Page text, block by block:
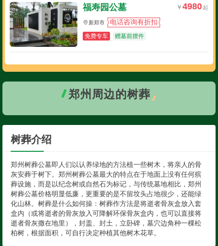
福寿园公墓 4980
新郑市 电话咨询有折扣
免费专车 赠墓前摆件
郑州周边的树葬
树葬介绍
郑州树葬公墓即人们以认养绿地的方法植一些树木，将亲人的骨
灰安葬于树下。郑州树葬公墓最大的特点在于地面上没有任何殡
葬设施，而是以纪念树或自然石为标记，与传统墓地相比，郑州
树葬公墓价格明显低廉，更重要的是不留坟头占地很少，还能绿
化山林。树葬是什么如何操：树葬作方法是将逝者骨灰盒放入套
盒内（或将逝者的骨灰放入可降解环保骨灰盒内，也可以直接将
逝者骨灰撒在地里），封盖、封土，立卧碑，墓穴边角种一棵松
柏树，根据面积，可自行决定种植其他树木花草。